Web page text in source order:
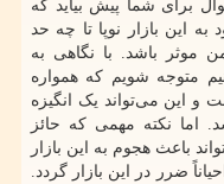
برای شما پیش بیاید که
به این بازار نوپا تا چه حد
موثر باشد. با نگاهی به
متوجه شویم که همواره
و این می‌تواند یک انگیزه
اما نکته مهمی ‌که حائز
باعث هجوم به این بازار
ضرر در این بازار گردد.